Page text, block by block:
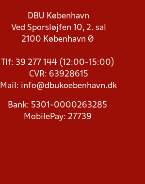
DBU København
Ved Sporsløjfen 10, 2. sal
2100 København Ø
Tlf: 39 277 144 (12:00-15:00)
CVR: 63928615
Mail: info@dbukoebenhavn.dk
Bank: 5301-0000263285
MobilePay: 27739